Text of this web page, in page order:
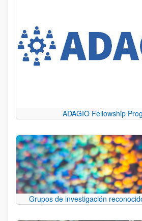
ADAGIO Fellowship
Grupos de investigación